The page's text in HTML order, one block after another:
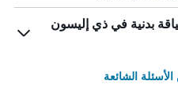
بدنية في ذي إليسون
الشائعة